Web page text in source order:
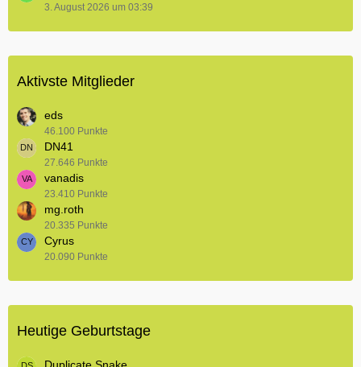
3. August 2026 um 03:39
Aktivste Mitglieder
eds
46.100 Punkte
DN41
27.646 Punkte
vanadis
23.410 Punkte
mg.roth
20.335 Punkte
Cyrus
20.090 Punkte
Heutige Geburtstage